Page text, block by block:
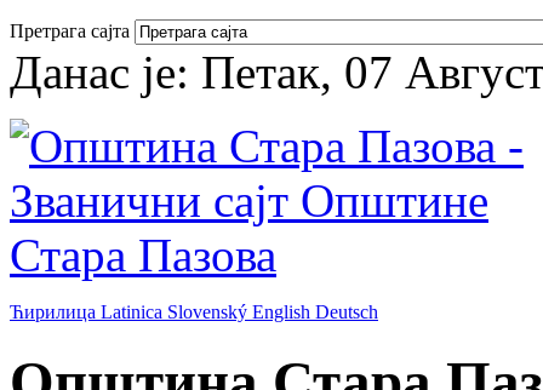
Претрага сајта
Данас је: Петак, 07
Ћирилица Latinica Slovenský English Deutsch